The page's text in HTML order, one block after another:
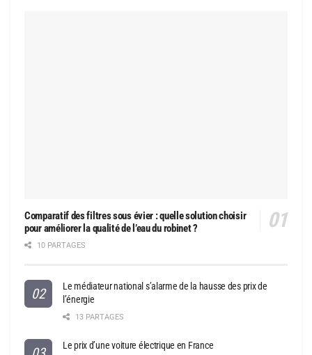
Comparatif des filtres sous évier : quelle solution choisir
pour améliorer la qualité de l’eau du robinet ?
10 PARTAGES
Le médiateur national s’alarme de la hausse des prix de
l’énergie
13 PARTAGES
Le prix d’une voiture électrique en France